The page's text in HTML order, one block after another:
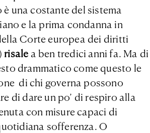
una costante del sistema
e la prima condanna in
Corte europea dei diritti
risale a ben tredici anni fa. Ma di
drammatico come questo le
di chi governa possono
di dare un po’ di respiro alla
con misure capaci di
sofferenza. O